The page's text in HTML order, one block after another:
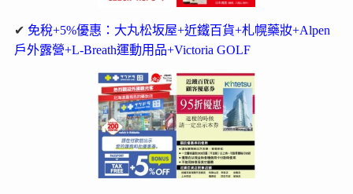
✔ 免稅+5%優惠：大丸松坂屋+近鐵百貨+札幌藥妝+Alpen
戶外露營+L-Breath運動用品+Victoria GOLF